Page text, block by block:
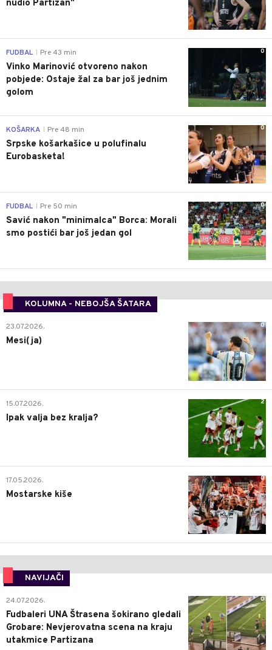
nudio Partizan"
0
FUDBAL Pre 43 min
Vinko Marinović otvoreno nakon
pobjede: Ostaje žal za bar još jednim
golom
0
KOŠARKA Pre 48 min
Srpske košarkašice u polufinalu
Eurobasketa!
0
FUDBAL Pre 50 min
Savić nakon "minimalca" Borca: Morali
smo postići bar još jedan gol
KOLUMNA - NEBOJŠA ŠATARA
0
23.07.2026.
Mesi(ja)
2
15.07.2026.
Ipak valja bez kralja?
0
17.05.2026.
Mostarske kiše
NAVIJAČI
0
24.07.2026.
Fudbaleri UNA Štrasena šokirano gledali
Grobare: Nevjerovatna scena na kraju
utakmice Partizana